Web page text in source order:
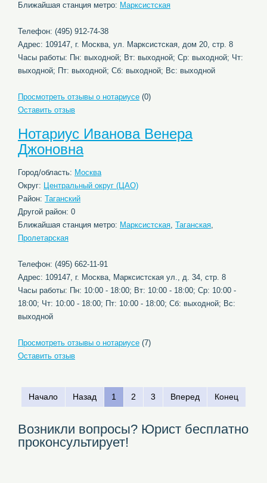
Ближайшая станция метро: Марксистская
Телефон: (495) 912-74-38
Адрес: 109147, г. Москва, ул. Марксистская, дом 20, стр. 8
Часы работы: Пн: выходной; Вт: выходной; Ср: выходной; Чт:
выходной; Пт: выходной; Сб: выходной; Вс: выходной
Просмотреть отзывы о нотариусе (0)
Оставить отзыв
Нотариус Иванова Венера
Джоновна
Город/область: Москва
Округ: Центральный округ (ЦАО)
Район: Таганский
Другой район: 0
Ближайшая станция метро: Марксистская, Таганская,
Пролетарская
Телефон: (495) 662-11-91
Адрес: 109147, г. Москва, Марксистская ул., д. 34, стр. 8
Часы работы: Пн: 10:00 - 18:00; Вт: 10:00 - 18:00; Ср: 10:00 -
18:00; Чт: 10:00 - 18:00; Пт: 10:00 - 18:00; Сб: выходной; Вс:
выходной
Просмотреть отзывы о нотариусе (7)
Оставить отзыв
Начало Назад 1 2 3 Вперед Конец
Возникли вопросы? Юрист бесплатно
проконсультирует!